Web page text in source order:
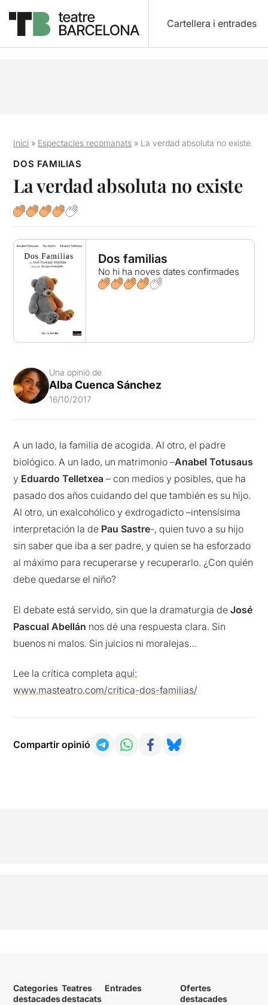
Cartellera i entrades
Inici » Espectacles recomanats » La verdad absoluta no existe
DOS FAMILIAS
La verdad absoluta no existe
Dos familias
No hi ha noves dates confirmades
Una opinió de
Alba Cuenca Sánchez
16/10/2017
A un lado, la familia de acogida. Al otro, el padre
biológico. A un lado, un matrimonio –Anabel Totusaus
y Eduardo Telletxea – con medios y posibles, que ha
pasado dos años cuidando del que también es su hijo.
Al otro, un exalcohólico y exdrogadicto –intensísima
interpretación la de Pau Sastre-, quien tuvo a su hijo
sin saber que iba a ser padre, y quien se ha esforzado
al máximo para recuperarse y recuperarlo. ¿Con quién
debe quedarse el niño?
El debate está servido, sin que la dramaturgia deJosé
Pascual Abellán nos dé una respuesta clara. Sin
buenos ni malos. Sin juicios ni moralejas…
Lee la crítica completaaquí:
www.masteatro.com/critica-dos-familias/
Compartir opinió
Categories
destacades
Teatres
destacats
Entrades
Ofertes
destacades